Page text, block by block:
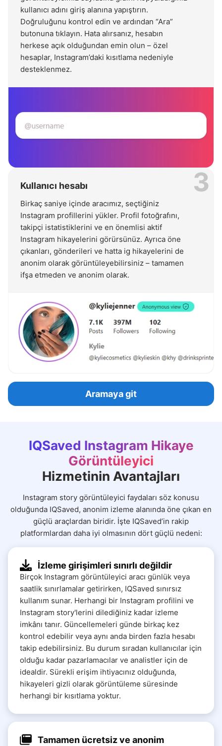
kullanıcı adını giriş alanına yapıştırın.
Doğruluğunu kontrol edin ve ardından “Ara”
butonuna tıklayın. Hata alırsanız, hesabın
herkese açık olduğundan emin olun – özel
hesaplar, Instagram’daki kısıtlama nedeniyle
desteklenmez.
Kullanıcı hesabı
Birkaç saniye içinde aracımız, seçtiğiniz
Instagram profillerini yükler. Profil fotoğrafını,
takipçi istatistiklerini ve en önemlisi aktif
Instagram hikayelerini görürsünüz. Ayrıca öne
çıkanları, gönderileri ve hatta ig hikayelerini de
anonim olarak görüntüleyebilirsiniz – tamamen
ifşa etmeden ve anonim olarak.
3
Aramaya git
IQSaved Instagram Hikaye
Görüntüleyici
Hizmetinin Avantajları
Instagram story görüntüleyici faydaları söz konusu
olduğunda IQSaved, anonim izleme alanında öne çıkan en
güçlü araçlardan biridir. İşte IQSaved’in rakip
platformlardan daha iyi olmasının dört güçlü nedeni:
İzleme girişimleri sınırlı değildir
Birçok Instagram görüntüleyici aracı günlük veya
saatlik sınırlamalar getirirken, IQSaved sınırsız
kullanım sunar. Herhangi bir Instagram profilini ve
Instagram story'lerini dilediğiniz kadar izleme
imkânı tanır. Güncellemeleri günde birkaç kez
kontrol edebilir veya aynı anda birden fazla hesabı
takip edebilirsiniz. Bu durum sıradan kullanıcılar için
olduğu kadar pazarlamacılar ve analistler için de
idealdir. Sürekli erişim ihtiyacınız olduğunda,
hikayeleri gizli olarak görüntüleme süresinde
herhangi bir kısıtlama yoktur.
Tamamen ücretsiz ve anonim